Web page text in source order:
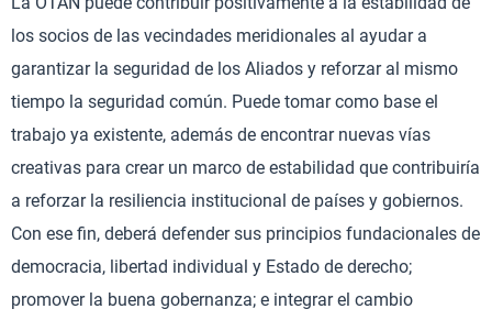
los socios de las vecindades meridionales al ayudar a
garantizar la seguridad de los Aliados y reforzar al mismo
tiempo la seguridad común. Puede tomar como base el
trabajo ya existente, además de encontrar nuevas vías
creativas para crear un marco de estabilidad que contribuiría
a reforzar la resiliencia institucional de países y gobiernos.
Con ese fin, deberá defender sus principios fundacionales de
democracia, libertad individual y Estado de derecho;
promover la buena gobernanza; e integrar el cambio